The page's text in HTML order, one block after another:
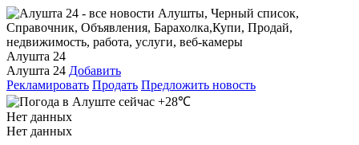
Алушта 24
Алушта 24 Добавить
Рекламировать Продать Предложить новость
+28℃
Нет данных
Нет данных